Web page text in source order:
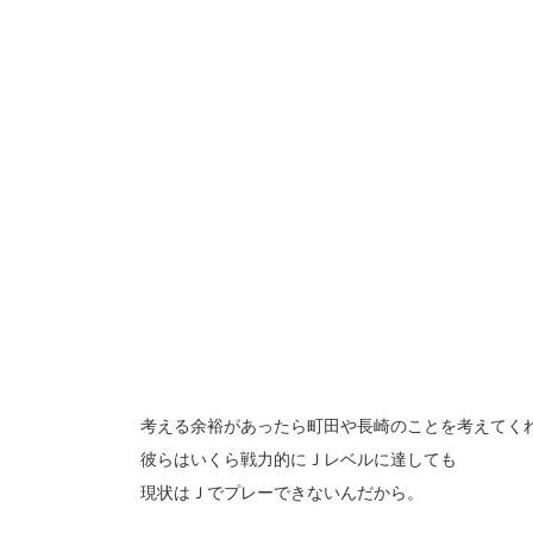
考える余裕があったら町田や長崎のことを考えてく
彼らはいくら戦力的にＪレベルに達しても
現状はＪでプレーできないんだから。